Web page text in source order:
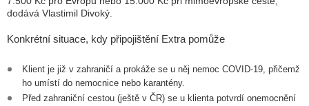
dodává Vlastimil Divoký.
Konkrétní situace, kdy připojištění Extra pomůže
Klient je již v zahraničí a prokáže se u něj nemoc COVID-19, přičemž
ho umístí do nemocnice nebo karantény.
Před zahraniční cestou (ještě v ČR) se u klienta potvrdí onemocnění